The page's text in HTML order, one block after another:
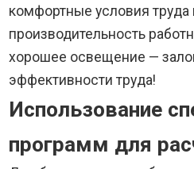
комфортные условия труда
производительность
хорошее освещение —
эффективности труда!
Использование
программ для